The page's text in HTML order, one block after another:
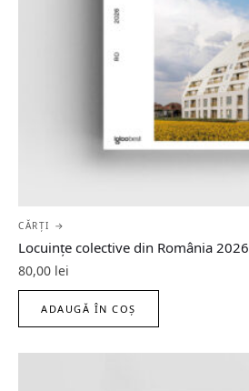
CĂRȚI →
Locuințe colective din România 2026
80,00 lei
ADAUGĂ ÎN COȘ